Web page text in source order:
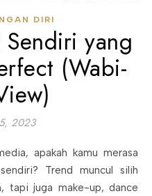
DIRI
yang
(Wabi-
2023
Trend muncul silih
tapi juga make-up, dance